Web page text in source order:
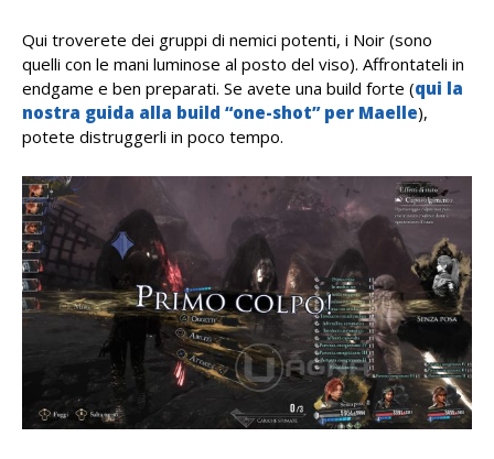
Qui troverete dei gruppi di nemici potenti, i Noir (sono
quelli con le mani luminose al posto del viso). Affrontateli in
endgame e ben preparati. Se avete una build forte (qui la
nostra guida alla build “one-shot” per Maelle),
potete distruggerli in poco tempo.